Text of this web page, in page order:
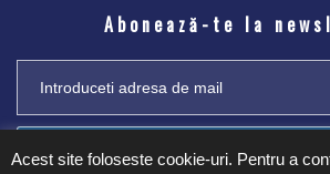
Abonează-te la
Trimite
Acest site foloseste cookie-uri. Pentru a